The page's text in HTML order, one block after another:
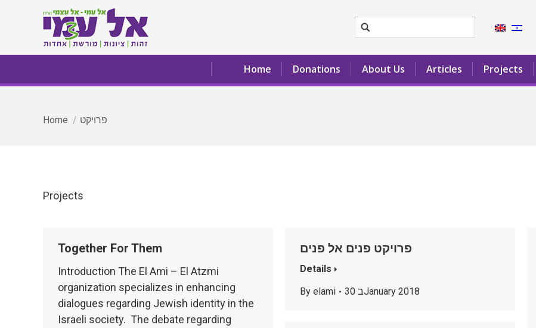
Home Donations About Us Articles Projects
You are here:
Home פרויקט
Projects
Together For Them
Introduction The El Ami – El Atzmi
organization specializes in enhancing
dialogues regarding Jewish identity in the
Israeli society. The debate regarding
פרויקט פנים אל פנים
Details
By elami 30 בJanuary 2018
About Us Articles